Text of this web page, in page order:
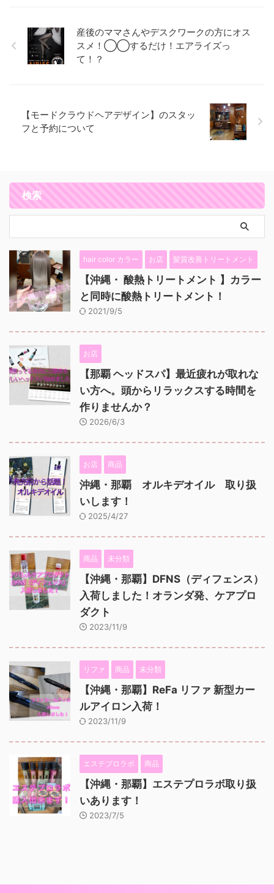
産後のママさんやデスクワークの方にオス
スメ！◯◯するだけ！エアライズっ
て！？
【モードクラウドヘアデザイン】のスタッ
フと予約について
検索
hair color カラー お店 髪質改善トリートメント
【沖縄・ 酸熱トリートメント 】カラー
と同時に酸熱トリートメント！
2021/9/5
お店
【那覇 ヘッドスパ】最近疲れが取れな
い方へ。頭からリラックスする時間を
作りませんか？
2026/6/3
お店 商品
沖縄・那覇 オルキデオイル 取り扱
いします！
2025/4/27
商品 未分類
【沖縄・那覇】DFNS（ディフェンス）
入荷しました！オランダ発、ケアプロ
ダクト
2023/11/9
リファ 商品 未分類
【沖縄・那覇】ReFa リファ 新型カー
ルアイロン入荷！
2023/11/9
エステプロラボ 商品
【沖縄・那覇】エステプロラボ取り扱
いあります！
2023/7/5